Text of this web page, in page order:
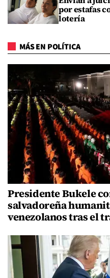
por estafas
lotería
MÁS EN POLÍTICA
Presidente Bukele
salvadoreña
venezolanos tras el